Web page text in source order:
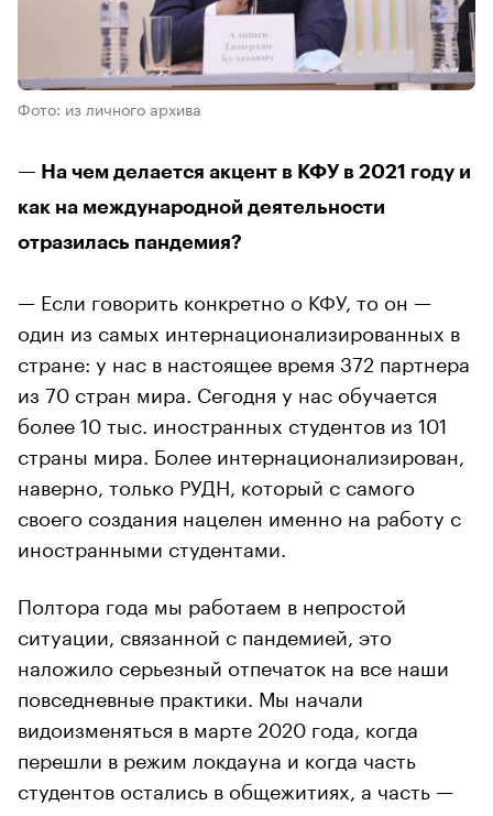
Фото: из личного архива
— На чем делается акцент в КФУ в 2021 году и
как на международной деятельности
отразилась пандемия?
— Если говорить конкретно о КФУ, то он —
один из самых интернационализированных в
стране: у нас в настоящее время 372 партнера
из 70 стран мира. Сегодня у нас обучается
более 10 тыс. иностранных студентов из 101
страны мира. Более интернационализирован,
наверно, только РУДН, который с самого
своего создания нацелен именно на работу с
иностранными студентами.
Полтора года мы работаем в непростой
ситуации, связанной с пандемией, это
наложило серьезный отпечаток на все наши
повседневные практики. Мы начали
видоизменяться в марте 2020 года, когда
перешли в режим локдауна и когда часть
студентов остались в общежитиях, а часть —